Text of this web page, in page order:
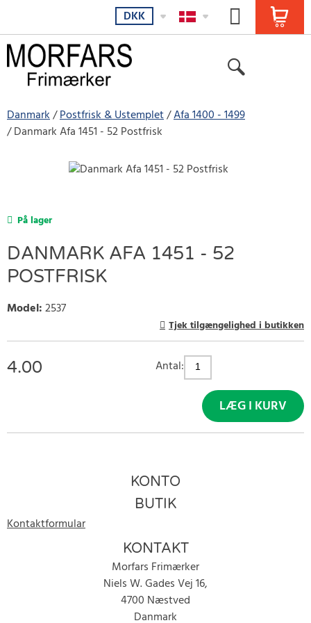
DKK
Danmark Postfrisk & Ustemplet Afa 1400 - 1499
Danmark Afa 1451 - 52 Postfrisk
På lager
DANMARK AFA 1451 - 52
POSTFRISK
Model:2537
Tjek tilgængelighed i butikken
4.00 Antal:
LÆG I KURV
KONTO
BUTIK
Kontaktformular
KONTAKT
Morfars Frimærker
Niels W. Gades Vej 16,
4700 Næstved
Danmark